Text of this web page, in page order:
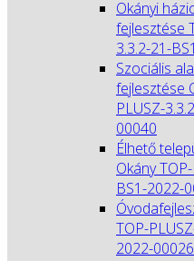
Okányi
fejlesztése
3.3.2-21-
Szociális
fejlesztése
PLUSZ-
00040
Élhető
Okány
BS1-2022-
TOP-
2022-00026